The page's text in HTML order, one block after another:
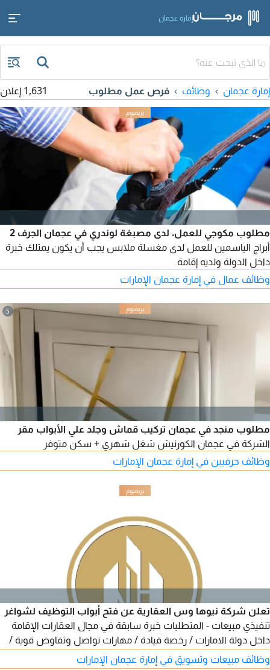
إمارة عجمان
إمارة عجمان وظائف فرص عمل مطلوب 1,631 إعلان
مطلوب مكوجي للعمل، لدى مصبغة لوندري في عجمان الجرف 2
أبراج الياسمين للعمل لدى مغسلة ملابس يجب أن يكون يمتلك خبرة
داخل الدولة ولديه إقامة
وظائف عمال في إمارة عجمان الإمارات
5
مطلوب منجد في عجمان تركيب قماش وجلد علي الأبواب مقر
الشركة في عجمان الكورنيش شغل شهري + سكن متوفر
وظائف حرفيين في إمارة عجمان الإمارات
تعلن شركة نيوها وس العقارية عن فتح أبواب التوظيف لشواغر
تنفيذي مبيعات - المتطلبات خبرة سابقة في مجال العقارات الإقامة
داخل دولة الامارات / رخصة قيادة / مهارات تواصل وتفاوض قوية /
القدرة على تحقيق الأهداف والعمل ضمن فريق / المهام الوظيفية
وظائف مبيعات وتسويق في إمارة عجمان الإمارات